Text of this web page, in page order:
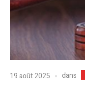
19 août 2025 dans